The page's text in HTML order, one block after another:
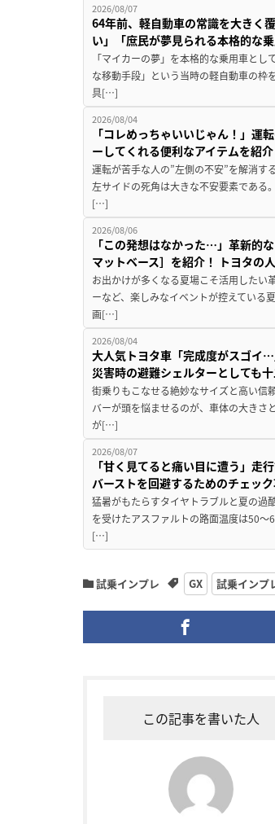
2026/08/07
64年前、軽自動車の常識を大きく
い」「庶民が夢見られる本格的な
「マイカーの夢」を本格的な乗用車と
な移動手段」という当時の軽自動車の枠
具[…]
2026/08/04
「コレめっちゃいいじゃん！」運
ーしてくれる便利なアイテムを紹
運転が苦手な人の”左側の不安”を解消す
左サイドの死角は大きな不安要素である
[…]
2026/08/06
「この発想はなかった…」革新的
マットベース］を紹介！ トヨタの
お出かけが多くなる夏場こそ活用したい
ーなど、楽しみなイベントが控えている
画[…]
2026/08/04
大人気トヨタ車「完成度がスゴイ…
災害時の避難シェルターとしても
街乗りもこなせる絶妙なサイズと高い信
バーが頭を悩ませるのが、車体の大きさ
が[…]
2026/08/07
「甘く見てると痛い目に遭う」走
バーストを回避するためのチェッ
猛暑がもたらすタイヤトラブルと夏の過
を受けたアスファルトの路面温度は50
[…]
試乗インプレ GX 試乗インプ
この記事を書いた人